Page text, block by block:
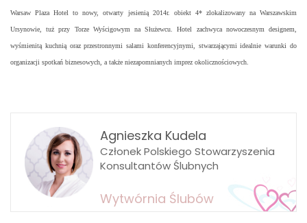
Warsaw Plaza Hotel to nowy, otwarty jesienią 2014r. obiekt 4* zlokalizowany na Warszawskim
Ursynowie, tuż przy Torze Wyścigowym na Służewcu. Hotel zachwyca nowoczesnym designem,
wyśmienitą kuchnią oraz przestronnymi salami konferencyjnymi, stwarzającymi idealnie warunki do
organizacji spotkań biznesowych, a także niezapomnianych imprez okolicznościowych.
Agnieszka Kudela
Członek Polskiego Stowarzyszenia
Konsultantów Ślubnych
Wytwórnia Ślubów